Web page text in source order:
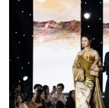
Sân khấu - Điện ảnh
Văn học
Âm nhạc
Di sản